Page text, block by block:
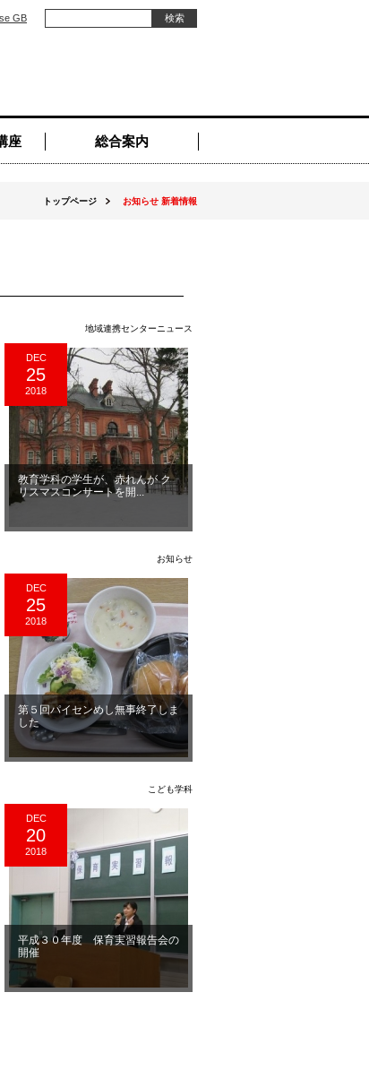
GB
座 総合案内
トップページ お知らせ 新着情報
地域連携センターニュース
DEC
25
2018
教育学科の学生が、赤れんが ク
リスマスコンサートを開...
お知らせ
DEC
25
2018
第５回パイセンめし無事終了しま
した
こども学科
DEC
20
2018
平成３０年度 保育実習報告会の
開催